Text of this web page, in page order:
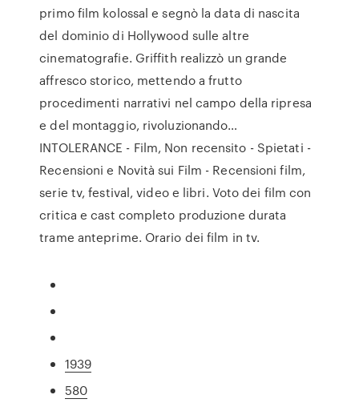
primo film kolossal e segnò la data di nascita
del dominio di Hollywood sulle altre
cinematografie. Griffith realizzò un grande
affresco storico, mettendo a frutto
procedimenti narrativi nel campo della ripresa
e del montaggio, rivoluzionando…
INTOLERANCE - Film, Non recensito - Spietati -
Recensioni e Novità sui Film - Recensioni film,
serie tv, festival, video e libri. Voto dei film con
critica e cast completo produzione durata
trame anteprime. Orario dei film in tv.
1939
580